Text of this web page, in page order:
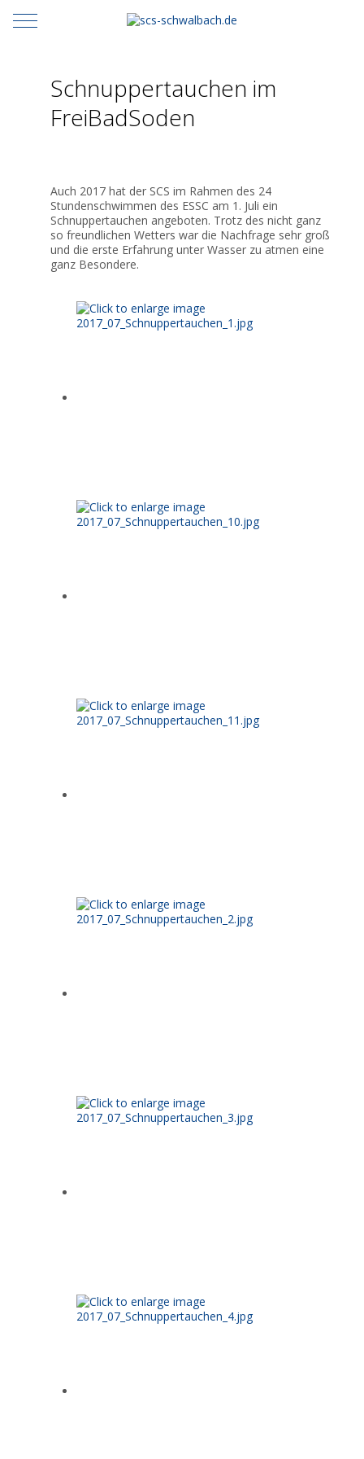
Mobile Menu Toggle
Schnuppertauchen im
FreiBadSoden
Auch 2017 hat der SCS im Rahmen des 24
Stundenschwimmen des ESSC am 1. Juli ein
Schnuppertauchen angeboten. Trotz des nicht ganz
so freundlichen Wetters war die Nachfrage sehr groß
und die erste Erfahrung unter Wasser zu atmen eine
ganz Besondere.